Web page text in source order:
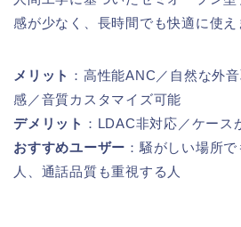
感が少なく、長時間でも快適に使え
メリット ：高性能ANC／自然な外
感／音質カスタマイズ可能
デメリット ：LDAC非対応／ケース
おすすめユーザー ：騒がしい場所
人、通話品質も重視する人